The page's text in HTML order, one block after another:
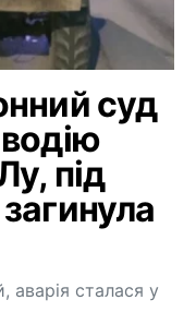
суд
під
аварія сталася у